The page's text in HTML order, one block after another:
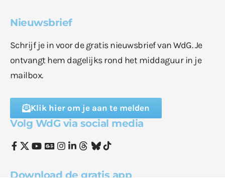
Nieuwsbrief
Schrijf je in voor de gratis nieuwsbrief van WdG. Je
ontvangt hem dagelijks rond het middaguur in je
mailbox.
Klik hier om je aan te melden
Volg WdG via social media
Download de gratis app